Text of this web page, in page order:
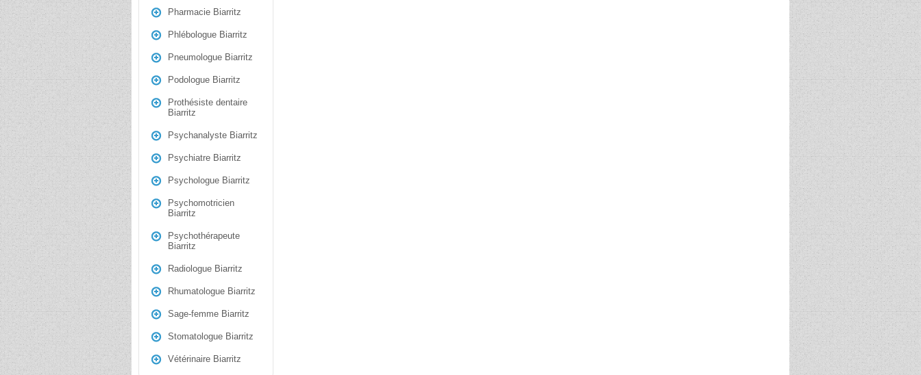
Pharmacie Biarritz
Phlébologue Biarritz
Pneumologue Biarritz
Podologue Biarritz
Prothésiste dentaire
Biarritz
Psychanalyste Biarritz
Psychiatre Biarritz
Psychologue Biarritz
Psychomotricien
Biarritz
Psychothérapeute
Biarritz
Radiologue Biarritz
Rhumatologue Biarritz
Sage-femme Biarritz
Stomatologue Biarritz
Vétérinaire Biarritz